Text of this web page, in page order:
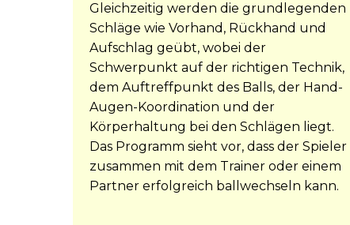
Gleichzeitig werden die grundlegenden
Schläge wie Vorhand, Rückhand und
Aufschlag geübt, wobei der
Schwerpunkt auf der richtigen Technik,
dem Auftreffpunkt des Balls, der Hand-
Augen-Koordination und der
Körperhaltung bei den Schlägen liegt.
Das Programm sieht vor, dass der Spieler
zusammen mit dem Trainer oder einem
Partner erfolgreich ballwechseln kann.